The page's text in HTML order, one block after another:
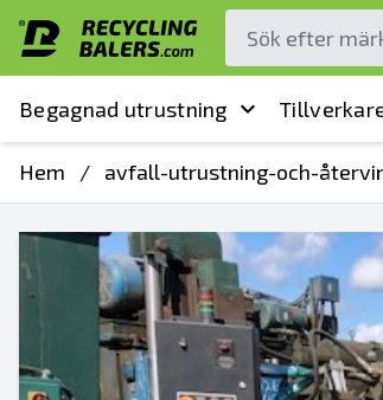
Begagnad utrustning
Hem / avfall-utrustning-och-